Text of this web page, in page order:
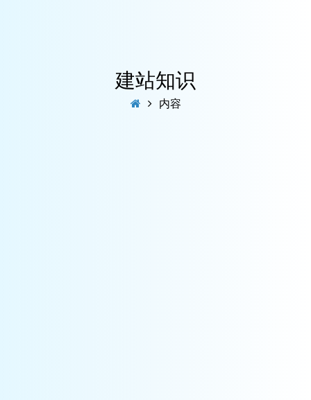
建站知识
内容